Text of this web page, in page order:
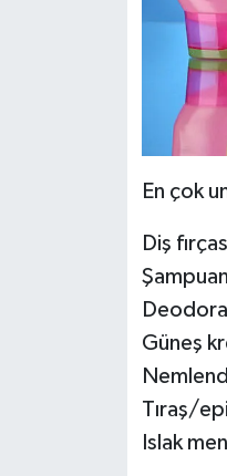
En çok
Diş
Güneş
Tıraş/
Islak